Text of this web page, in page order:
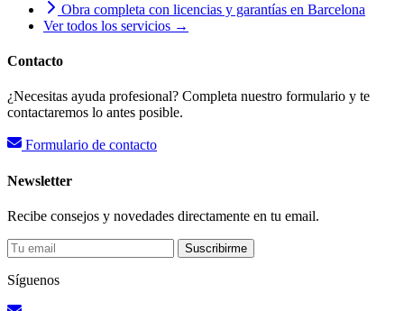
Obra completa con licencias y garantías en Barcelona
Ver todos los servicios →
Contacto
¿Necesitas ayuda profesional? Completa nuestro formulario y te
contactaremos lo antes posible.
Formulario de contacto
Newsletter
Recibe consejos y novedades directamente en tu email.
Suscribirme
Síguenos